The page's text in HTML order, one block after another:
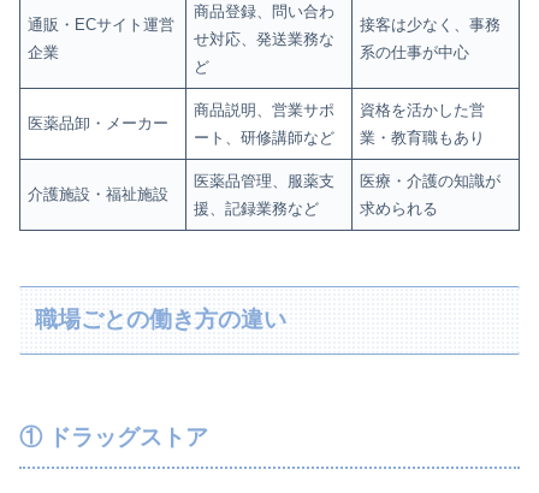
通販・ECサイト運営
企業
商品登録、問い合わ
せ対応、発送業務な
ど
接客は少なく、事務
系の仕事が中心
医薬品卸・メーカー
商品説明、営業サポ
ート、研修講師など
資格を活かした営
業・教育職もあり
介護施設・福祉施設
医薬品管理、服薬支
援、記録業務など
医療・介護の知識が
求められる
職場ごとの働き方の違い
① ドラッグストア